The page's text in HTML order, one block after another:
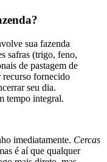
sua fazenda
safras (trigo, feno,
de pastagem de
recurso fornecido
seu dia.
tempo integral.
imediatamente. Cercas
é aí que qualquer